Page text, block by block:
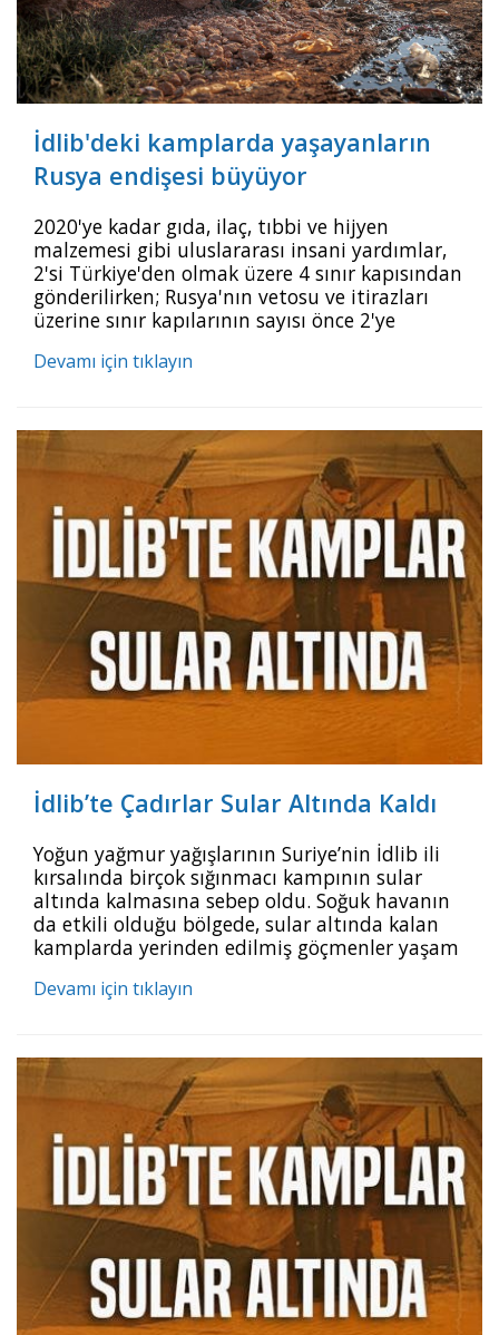
İdlib'deki kamplarda yaşayanların
Rusya endişesi büyüyor
2020'ye kadar gıda, ilaç, tıbbi ve hijyen
malzemesi gibi uluslararası insani yardımlar,
2'si Türkiye'den olmak üzere 4 sınır kapısından
gönderilirken; Rusya'nın vetosu ve itirazları
üzerine sınır kapılarının sayısı önce 2'ye
karşısındaki Babülhava'nın 1 yıl daha açık
yardım tırı Suriye'ye geçiyor ancak bu
Devamı için tıklayın
İdlib’te Çadırlar Sular Altında Kaldı
Yoğun yağmur yağışlarının Suriye’nin İdlib ili
kırsalında birçok sığınmacı kampının sular
altında kalmasına sebep oldu. Soğuk havanın
da etkili olduğu bölgede, sular altında kalan
kamplarda yerinden edilmiş göçmenler yaşam
olduğu bölgede, sular altında kalan kamplarda
Mülteci Hakları (@multecihakder) January 18,
Devamı için tıklayın